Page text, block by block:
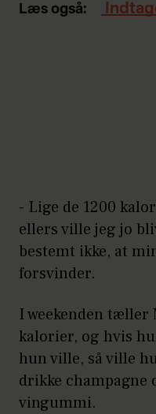
Læs også:
- Lige de 1200
ellers ville jeg jo
bestemt ikke, at
forsvinder.
I weekenden tæller
kalorier, og hvis
hun ville, så ville
drikke champagne
vingummi.